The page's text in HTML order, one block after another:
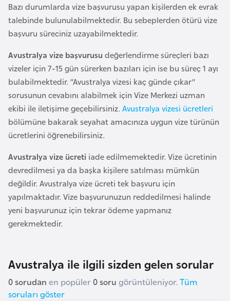
Bazı durumlarda vize başvurusu yapan kişilerden ek evrak
talebinde bulunulabilmektedir. Bu sebeplerden ötürü vize
başvuru süreciniz uzayabilmektedir.
Avustralya vize başvurusu değerlendirme süreçleri bazı
vizeler için 7-15 gün sürerken bazıları için ise bu süreç 1 ayı
bulabilmektedir. “Avustralya vizesi kaç günde çıkar”
sorusunun cevabını alabilmek için Vize Merkezi uzman
ekibi ile iletişime geçebilirsiniz. Avustralya vizesi ücretleri
bölümüne bakarak seyahat amacınıza uygun vize türünün
ücretlerini öğrenebilirsiniz.
Avustralya vize ücreti iade edilmemektedir. Vize ücretinin
devredilmesi ya da başka kişilere satılması mümkün
değildir. Avustralya vize ücreti tek başvuru için
yapılmaktadır. Vize başvurunuzun reddedilmesi halinde
yeni başvurunuz için tekrar ödeme yapmanız
gerekmektedir.
Avustralya ile ilgili sizden gelen sorular
0 sorudan en popüler0 soru görüntüleniyor.Tüm
soruları göster
F
r
a
n
s
a
G
a
b
n
G
a
a